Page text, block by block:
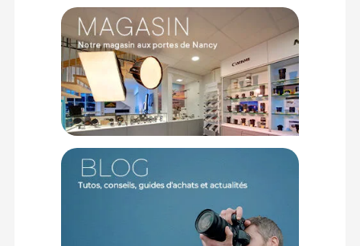
(1) Offre valable jusqu'au 31 Décembre 2030 à partir de 49 euros
d'achat, sur la base d'une expédition Chronopost 24H vers un point
relais situé en France continentale uniquement, valable uniquement
sur les produits de moins de 1m et moins de 20Kg.
(2) Sous réserve d'éligibilité.
(3) Nombre de points Fidélité estimés, hors remises au panier, basé
sur le prix TTC en €, les points seront effectivement calculés dans le